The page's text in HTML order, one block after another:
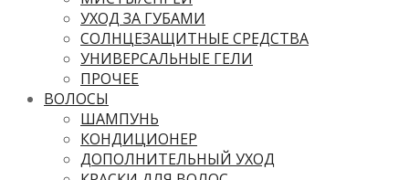
УХОД ЗА ГУБАМИ
СОЛНЦЕЗАЩИТНЫЕ СРЕДСТВА
УНИВЕРСАЛЬНЫЕ ГЕЛИ
ПРОЧЕЕ
ВОЛОСЫ
ШАМПУНЬ
КОНДИЦИОНЕР
ДОПОЛНИТЕЛЬНЫЙ УХОД